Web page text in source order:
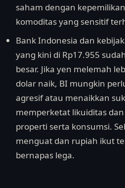
saham dengan
komoditas yang sensitif
Bank Indonesia dan
yang kini di Rp17.955
besar. Jika yen melemah
dolar naik, BI mungkin
agresif atau menaikkan
memperketat likuiditas
properti serta konsumsi.
menguat dan rupiah ikut
bernapas lega.